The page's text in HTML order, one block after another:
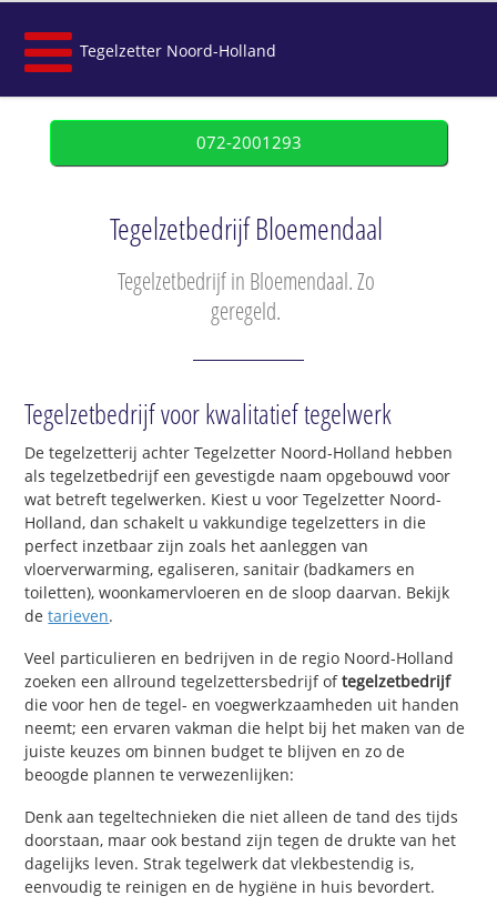
Tegelzetter Noord-Holland
072-2001293
Tegelzetbedrijf Bloemendaal
Tegelzetbedrijf in Bloemendaal. Zo
geregeld.
Tegelzetbedrijf voor kwalitatief tegelwerk
De tegelzetterij achter Tegelzetter Noord-Holland hebben
als tegelzetbedrijf een gevestigde naam opgebouwd voor
wat betreft tegelwerken. Kiest u voor Tegelzetter Noord-
Holland, dan schakelt u vakkundige tegelzetters in die
perfect inzetbaar zijn zoals het aanleggen van
vloerverwarming, egaliseren, sanitair (badkamers en
toiletten), woonkamervloeren en de sloop daarvan. Bekijk
detarieven.
Veel particulieren en bedrijven in de regio Noord-Holland
zoeken een allround tegelzettersbedrijf oftegelzetbedrijf
die voor hen de tegel- en voegwerkzaamheden uit handen
neemt; een ervaren vakman die helpt bij het maken van de
juiste keuzes om binnen budget te blijven en zo de
beoogde plannen te verwezenlijken:
Denk aan tegeltechnieken die niet alleen de tand des tijds
doorstaan, maar ook bestand zijn tegen de drukte van het
dagelijks leven. Strak tegelwerk dat vlekbestendig is,
eenvoudig te reinigen en de hygiëne in huis bevordert.